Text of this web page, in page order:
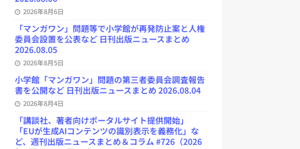
2026年8月6日
「マンガワン」問題等で小学館が再発防止案と人権
委員会設置を公表など 日刊出版ニュースまとめ
2026.08.05
2026年8月5日
小学館「マンガワン」問題の第三者委員会調査報告
書を公開など 日刊出版ニュースまとめ 2026.08.04
2026年8月4日
「講談社、著者向けポータルサイト提供開始」
「EUが生成AIコンテンツの識別表示を義務化」な
ど、週刊出版ニュースまとめ＆コラム #726（2026